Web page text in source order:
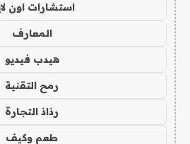
استشارات اون
المعارف
هيدب فيديو
رمح التقنية
رذاذ التجارة
طعم وكيف